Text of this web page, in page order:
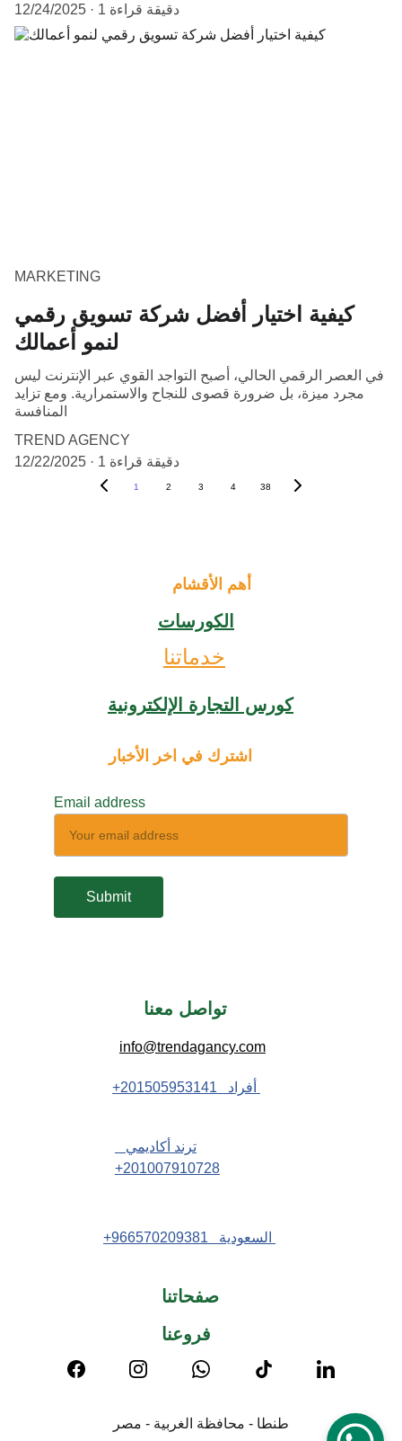
12/24/2025
1 دقيقة قراءة
MARKETING
كيفية اختيار أفضل شركة تسويق رقمي
لنمو أعمالك
في العصر الرقمي الحالي، أصبح التواجد القوي عبر الإنترنت ليس
مجرد ميزة، بل ضرورة قصوى للنجاح والاستمرارية. ومع تزايد
المنافسة
TREND AGENCY
12/22/2025
1 دقيقة قراءة
1 2 3 4 38
تواصل معنا
Email address
Submit
info@trendagancy.com
صفحاتنا
اشترك في اخر الأخبار
طنطا - محافظة الغربية - مصر
ترند أكاديمي
201007910728+
أهم الأقشام
الكورسات
خدماتنا
كورس التجارة الإلكترونية
فروعنا